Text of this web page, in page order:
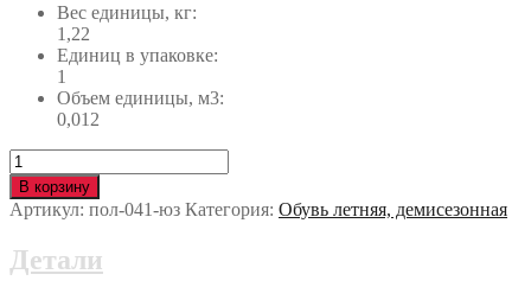
Вес единицы, кг:
1,22
Единиц в упаковке:
1
Объем единицы, м3:
0,012
Количество
Полуботинки
PEZZOL™
RICO
с
В корзину
Артикул: пол-041-юз Категория: Обувь летняя, демисезонная
Детали